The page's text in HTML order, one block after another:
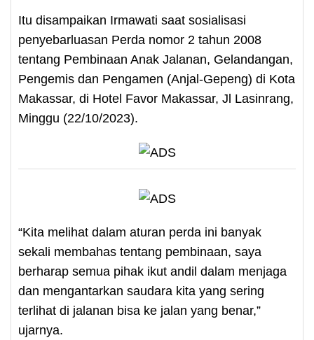
Itu disampaikan Irmawati saat sosialisasi
penyebarluasan Perda nomor 2 tahun 2008
tentang Pembinaan Anak Jalanan, Gelandangan,
Pengemis dan Pengamen (Anjal-Gepeng) di Kota
Makassar, di Hotel Favor Makassar, Jl Lasinrang,
Minggu (22/10/2023).
“Kita melihat dalam aturan perda ini banyak
sekali membahas tentang pembinaan, saya
berharap semua pihak ikut andil dalam menjaga
dan mengantarkan saudara kita yang sering
terlihat di jalanan bisa ke jalan yang benar,”
ujarnya.